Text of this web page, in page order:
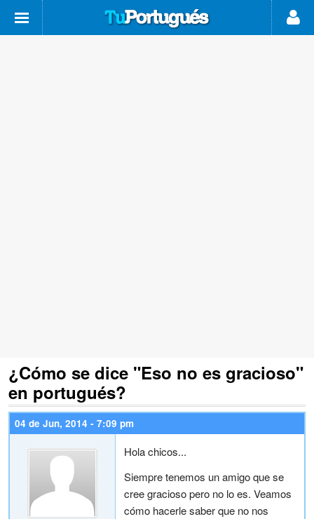
¿Cómo se dice "Eso no es gracioso"
en portugués?
04 de Jun, 2014 - 7:09 pm
Hola chicos...
Siempre tenemos un amigo que se
cree gracioso pero no lo es. Veamos
cómo hacerle saber que no nos